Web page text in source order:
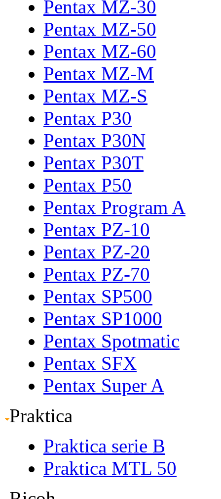
Pentax MZ-30
Pentax MZ-50
Pentax MZ-60
Pentax MZ-M
Pentax MZ-S
Pentax P30
Pentax P30N
Pentax P30T
Pentax P50
Pentax Program A
Pentax PZ-10
Pentax PZ-20
Pentax PZ-70
Pentax SP500
Pentax SP1000
Pentax Spotmatic
Pentax SFX
Pentax Super A
Praktica
Praktica serie B
Praktica MTL 50